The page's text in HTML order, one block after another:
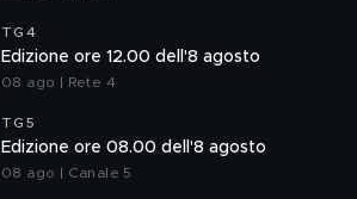
TG4
Edizione ore 12.00 dell'8 agosto
08 ago | Rete 4
TG5
Edizione ore 08.00 dell'8 agosto
08 ago | Canale 5